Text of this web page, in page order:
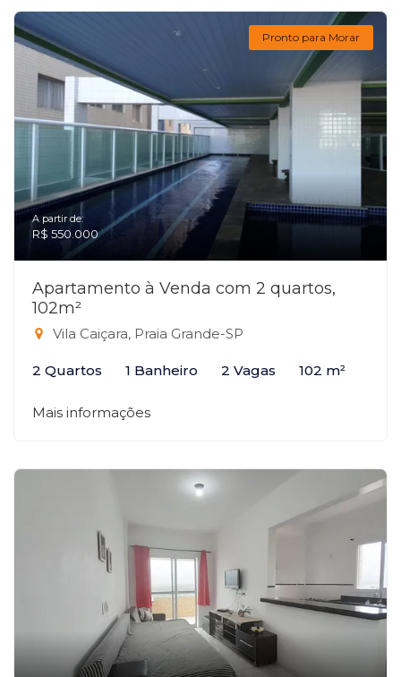
Pronto para Morar
A partir de:
R$ 550.000
Apartamento à Venda com 2 quartos,
102m²
Vila Caiçara, Praia Grande-SP
2 Quartos 1 Banheiro 2 Vagas 102 m²
Mais informações